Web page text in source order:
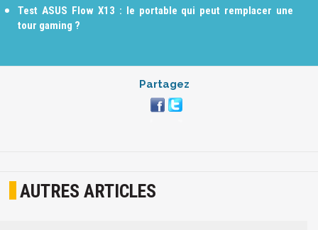
Test ASUS Flow X13 : le portable qui peut remplacer une
tour gaming ?
Partagez
AUTRES ARTICLES